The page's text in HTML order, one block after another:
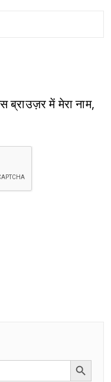
ब्राउज़र में मेरा नाम,
Search Button